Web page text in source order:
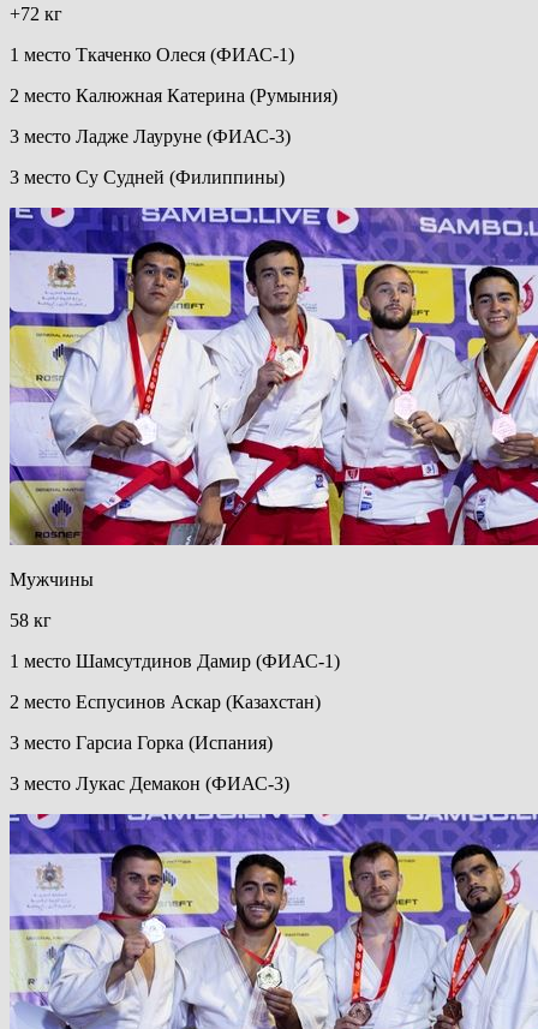
+72 кг
1 место Ткаченко Олеся (ФИАС-1)
2 место Калюжная Катерина (Румыния)
3 место Ладже Лауруне (ФИАС-3)
3 место Су Судней (Филиппины)
Мужчины
58 кг
1 место Шамсутдинов Дамир (ФИАС-1)
2 место Еспусинов Аскар (Казахстан)
3 место Гарсиа Горка (Испания)
3 место Лукас Демакон (ФИАС-3)